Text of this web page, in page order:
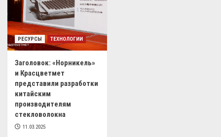
РЕСУРСЫ ТЕХНОЛОГИИ
Заголовок: «Норникель»
и Красцветмет
представили разработки
китайским
производителям
стекловолокна
11.03.2025